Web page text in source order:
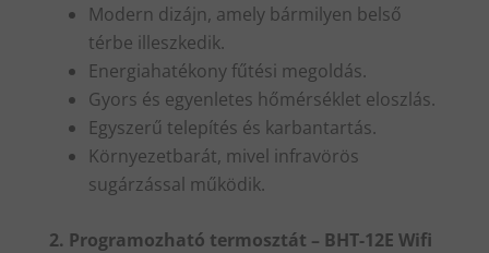
Modern dizájn, amely bármilyen belső
térbe illeszkedik.
Energiahatékony fűtési megoldás.
Gyors és egyenletes hőmérséklet eloszlás.
Egyszerű telepítés és karbantartás.
Környezetbarát, mivel infravörös
sugárzással működik.
2. Programozható termosztát – BHT-12E Wifi